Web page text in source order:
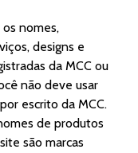
nomes,
designs e
da MCC ou
não deve usar
escrito da MCC.
de produtos
são marcas